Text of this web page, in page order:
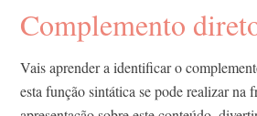
Complemento
Vais aprender a identificar o
esta função sintática se pode realizar na